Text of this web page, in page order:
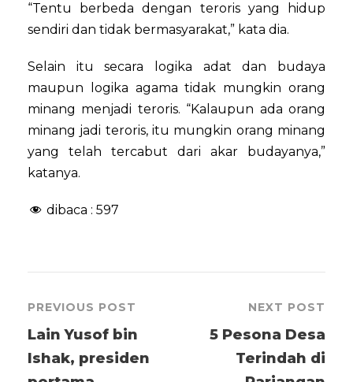
“Tentu berbeda dengan teroris yang hidup
sendiri dan tidak bermasyarakat,” kata dia.
Selain itu secara logika adat dan budaya
maupun logika agama tidak mungkin orang
minang menjadi teroris. “Kalaupun ada orang
minang jadi teroris, itu mungkin orang minang
yang telah tercabut dari akar budayanya,”
katanya.
dibaca : 597
PREVIOUS POST
Lain Yusof bin
Ishak, presiden
NEXT POST
5 Pesona Desa
Terindah di